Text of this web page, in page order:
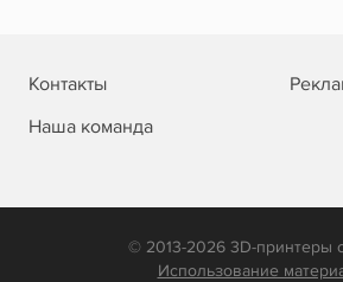
Контакты
Наша команда
© 2013-2026 3D-принтеры
Использование